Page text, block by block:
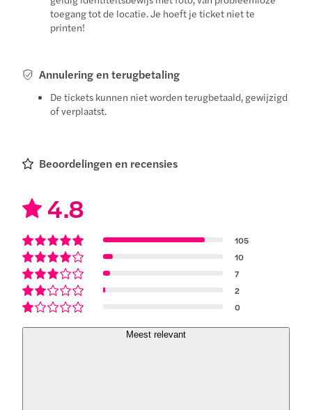
toegang tot de locatie. Je hoeft je ticket niet te
printen!
Annulering en terugbetaling
De tickets kunnen niet worden terugbetaald, gewijzigd
of verplaatst.
Beoordelingen en recensies
4.8
105
10
7
2
0
Meest relevant